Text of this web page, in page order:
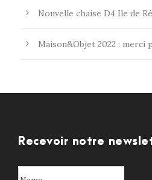
Nouvelle chaise D4 Ile de
Maison&Objet 2022 : merci
Recevoir notre